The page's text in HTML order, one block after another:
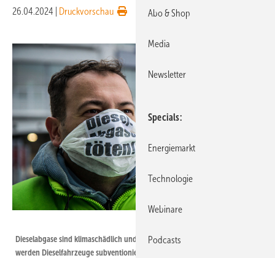
26.04.2024 Druckvorschau
Dieselabgase sind klimaschädlich und gesundheitsgefährdend. Trotzdem
werden Dieselfahrzeuge subventioniert.
Abo & Shop
Media
Newsletter
Specials
Energiemarkt
Technologie
Webinare
Podcasts